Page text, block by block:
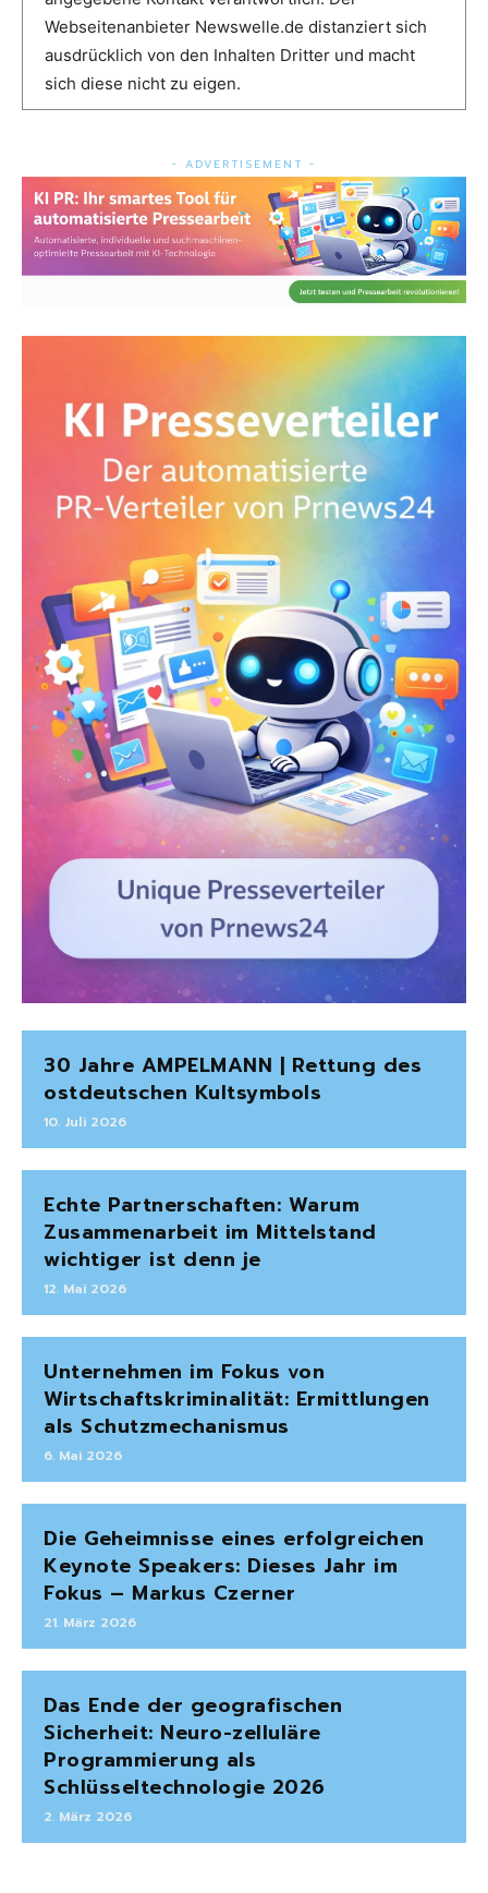
Webseitenanbieter Newswelle.de distanziert sich
ausdrücklich von den Inhalten Dritter und macht
sich diese nicht zu eigen.
- ADVERTISEMENT -
30 Jahre AMPELMANN | Rettung des
ostdeutschen Kultsymbols
10. Juli 2026
Echte Partnerschaften: Warum
Zusammenarbeit im Mittelstand
wichtiger ist denn je
12. Mai 2026
Unternehmen im Fokus von
Wirtschaftskriminalität: Ermittlungen
als Schutzmechanismus
6. Mai 2026
Die Geheimnisse eines erfolgreichen
Keynote Speakers: Dieses Jahr im
Fokus – Markus Czerner
21. März 2026
Das Ende der geografischen
Sicherheit: Neuro-zelluläre
Programmierung als
Schlüsseltechnologie 2026
2. März 2026